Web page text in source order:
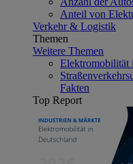
Anteil von
Verkehr & Logistik
Themen
Weitere Themen
Elektromobilität
Fakten
Top Report